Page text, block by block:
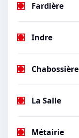
Fardière
Indre
Chabossière
La Salle
Métairie